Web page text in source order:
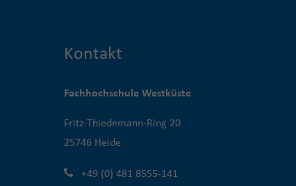
Kontakt
Fachhochschule Westküste
Fritz-Thiedemann-Ring 20
25746 Heide
+49 (0) 481 8555-141